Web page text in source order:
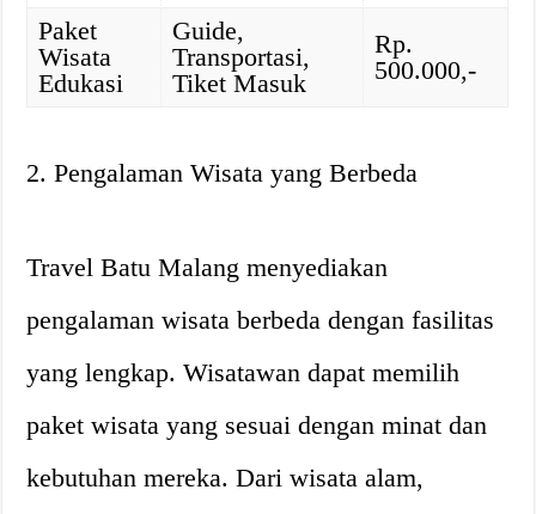
Paket
Wisata
Edukasi
Guide,
Transportasi,
Tiket Masuk
Rp.
500.000,-
2. Pengalaman Wisata yang Berbeda
Travel Batu Malang menyediakan
pengalaman wisata berbeda dengan fasilitas
yang lengkap. Wisatawan dapat memilih
paket wisata yang sesuai dengan minat dan
kebutuhan mereka. Dari wisata alam,